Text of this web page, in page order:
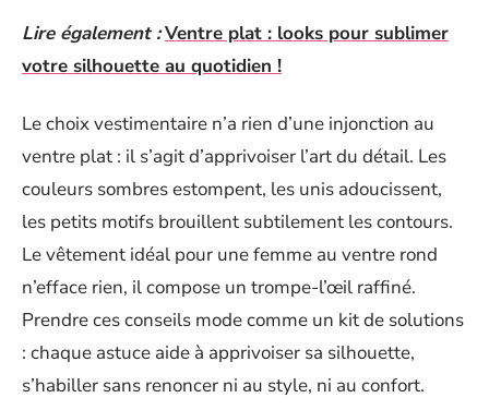
Lire également :Ventre plat : looks pour sublimer
votre silhouette au quotidien !
Le choix vestimentaire n’a rien d’une injonction au
ventre plat : il s’agit d’apprivoiser l’art du détail. Les
couleurs sombres estompent, les unis adoucissent,
les petits motifs brouillent subtilement les contours.
Le vêtement idéal pour une femme au ventre rond
n’efface rien, il compose un trompe-l’œil raffiné.
Prendre ces conseils mode comme un kit de solutions
: chaque astuce aide à apprivoiser sa silhouette,
s’habiller sans renoncer ni au style, ni au confort.